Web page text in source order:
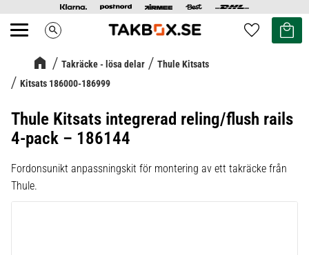
Meny search Favoriter
Kundvagn
Takräcke - lösa delar
Thule Kitsats
Kitsats 186000-186999
Thule Kitsats integrerad reling/flush rails
4-pack – 186144
Fordonsunikt anpassningskit för montering av ett takräcke från
Thule.